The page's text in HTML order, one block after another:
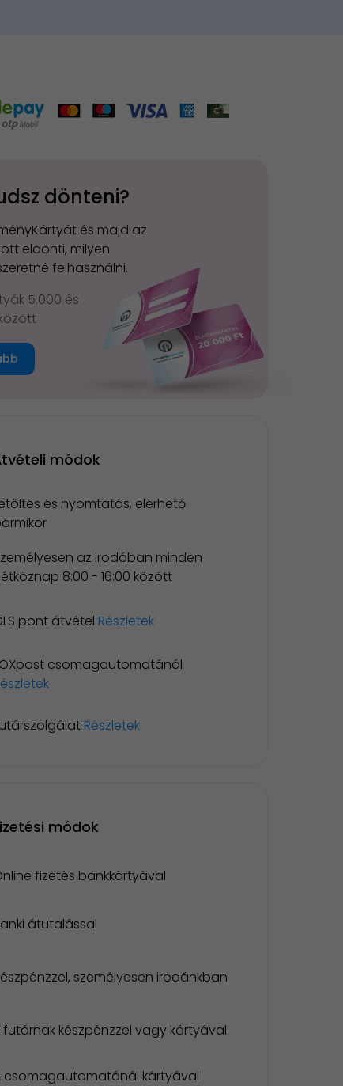
dönteni?
és majd az
eldönti, milyen
felhasználni.
5.000 és
módok
és nyomtatás, elérhető
az irodában minden
8:00 - 16:00 között
pont átvétel Részletek
csomagautomatánál
Részletek
módok
fizetés bankkártyával
átutalással
személyesen irodánkban
futárnak készpénzzel vagy kártyával
csomagautomatánál kártyával